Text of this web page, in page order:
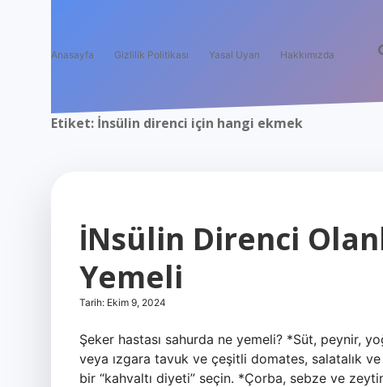
Anasayfa Gizlilik Politikası Yasal Uyarı Hakkımızda
Etiket: İnsülin direnci için hangi ekmek
İNsülin Direnci
Yemeli
Tarih: Ekim 9, 2024
Şeker hastası sahurda ne yemeli? *Süt, peynir,
veya ızgara tavuk ve çeşitli domates, salatalık
bir “kahvaltı diyeti” seçin. *Çorba, sebze ve